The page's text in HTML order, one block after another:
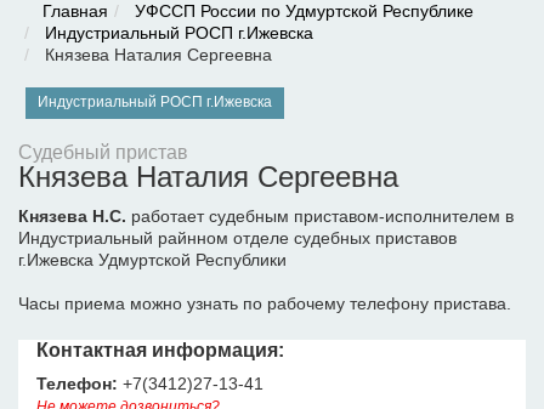
Главная
УФССП России по Удмуртской Республике
Индустриальный РОСП г.Ижевска
Князева Наталия Сергеевна
Индустриальный РОСП г.Ижевска
Судебный пристав
Князева Наталия Сергеевна
Князева Н.С. работает судебным приставом-исполнителем в
Индустриальный райнном отделе судебных приставов
г.Ижевска Удмуртской Республики
Часы приема можно узнать по рабочему телефону пристава.
Контактная информация:
Телефон: +7(3412)27-13-41